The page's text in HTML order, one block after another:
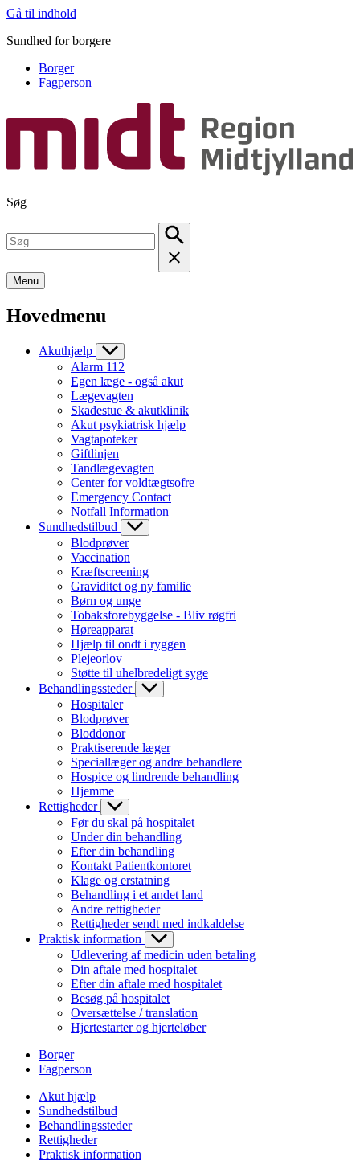
Gå til indhold
Sundhed for borgere
Borger
Fagperson
Søg
Menu
Hovedmenu
Akuthjælp
Alarm 112
Egen læge - også akut
Lægevagten
Skadestue & akutklinik
Akut psykiatrisk hjælp
Vagtapoteker
Giftlinjen
Tandlægevagten
Center for voldtægtsofre
Emergency Contact
Notfall Information
Sundhedstilbud
Blodprøver
Vaccination
Kræftscreening
Graviditet og ny familie
Børn og unge
Tobaksforebyggelse - Bliv røgfri
Høreapparat
Hjælp til ondt i ryggen
Plejeorlov
Støtte til uhelbredeligt syge
Behandlingssteder
Hospitaler
Blodprøver
Bloddonor
Praktiserende læger
Speciallæger og andre behandlere
Hospice og lindrende behandling
Hjemme
Rettigheder
Før du skal på hospitalet
Under din behandling
Efter din behandling
Kontakt Patientkontoret
Klage og erstatning
Behandling i et andet land
Andre rettigheder
Rettigheder sendt med indkaldelse
Praktisk information
Udlevering af medicin uden betaling
Din aftale med hospitalet
Efter din aftale med hospitalet
Besøg på hospitalet
Oversættelse / translation
Hjertestarter og hjerteløber
Borger
Fagperson
Akut hjælp
Sundhedstilbud
Behandlingssteder
Rettigheder
Praktisk information